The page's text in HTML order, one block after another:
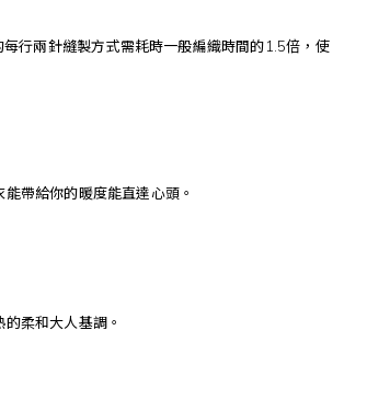
行兩針縫製方式需耗時一般編織時間的1.5倍，使
帶給你的暖度能直達心頭。
柔和大人基調。